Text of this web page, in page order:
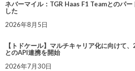
ネバーマイル：TGR Haas F1 Teamとのパ
した
2026年8月5日
【トドケール】マルチキャリア化に向けて
とのAPI連携を開始
2026年7月30日